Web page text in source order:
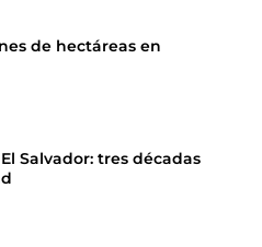
de hectáreas en
Salvador: tres décadas